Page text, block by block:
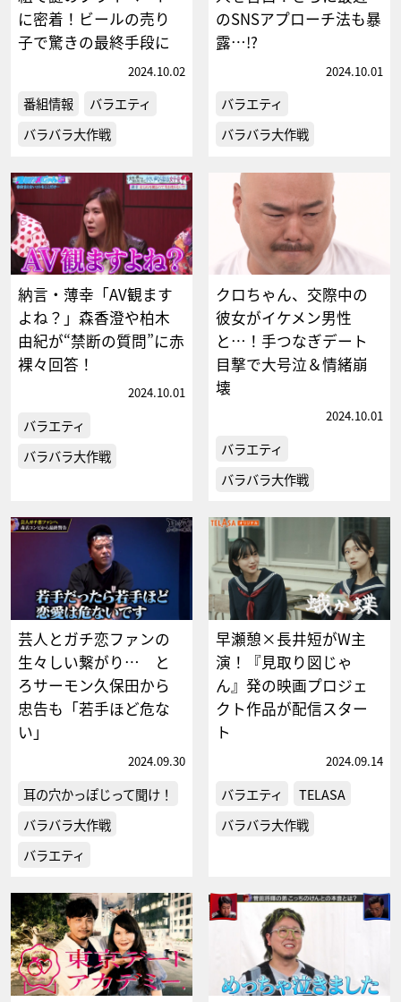
に密着！ビールの売り
子で驚きの最終手段に
2024.10.02
番組情報
バラエティ
バラバラ大作戦
のSNSアプローチ法も暴
露…!?
2024.10.01
バラエティ
バラバラ大作戦
納言・薄幸「AV観ます
よね？」森香澄や柏木
由紀が“禁断の質問”に赤
裸々回答！
2024.10.01
バラエティ
バラバラ大作戦
クロちゃん、交際中の
彼女がイケメン男性
と…！手つなぎデート
目撃で大号泣＆情緒崩
壊
2024.10.01
バラエティ
バラバラ大作戦
芸人とガチ恋ファンの
生々しい繋がり… と
ろサーモン久保田から
忠告も「若手ほど危な
い」
2024.09.30
耳の穴かっぽじって聞け！
バラバラ大作戦
バラエティ
早瀬憩×長井短がW主
演！『見取り図じゃ
ん』発の映画プロジェ
クト作品が配信スター
ト
2024.09.14
バラエティ
TELASA
バラバラ大作戦